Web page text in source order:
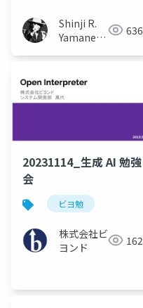
Shinji R.
Yamane
636
20231114_生成 AI 勉強
会
ビヨ勉
株式会社ビ
ヨンド
162